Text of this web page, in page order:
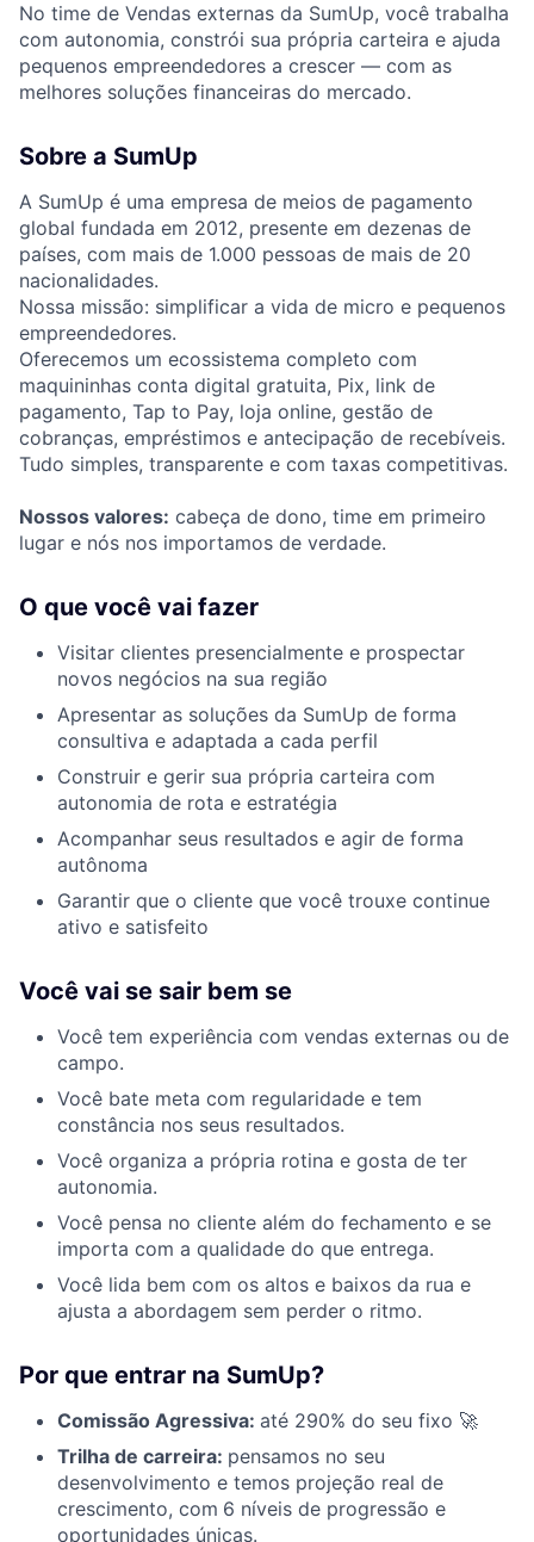
No time de Vendas externas da SumUp, você trabalha
com autonomia, constrói sua própria carteira e ajuda
pequenos empreendedores a crescer — com as
melhores soluções financeiras do mercado.
Sobre a SumUp
A SumUp é uma empresa de meios de pagamento
global fundada em 2012, presente em dezenas de
países, com mais de 1.000 pessoas de mais de 20
nacionalidades.
Nossa missão: simplificar a vida de micro e pequenos
empreendedores.
Oferecemos um ecossistema completo com
maquininhas conta digital gratuita, Pix, link de
pagamento, Tap to Pay, loja online, gestão de
cobranças, empréstimos e antecipação de recebíveis.
Tudo simples, transparente e com taxas competitivas.
Nossos valores: cabeça de dono, time em primeiro
lugar e nós nos importamos de verdade.
O que você vai fazer
Visitar clientes presencialmente e prospectar
novos negócios na sua região
Apresentar as soluções da SumUp de forma
consultiva e adaptada a cada perfil
Construir e gerir sua própria carteira com
autonomia de rota e estratégia
Acompanhar seus resultados e agir de forma
autônoma
Garantir que o cliente que você trouxe continue
ativo e satisfeito
Você vai se sair bem se
Você tem experiência com vendas externas ou de
campo.
Você bate meta com regularidade e tem
constância nos seus resultados.
Você organiza a própria rotina e gosta de ter
autonomia.
Você pensa no cliente além do fechamento e se
importa com a qualidade do que entrega.
Você lida bem com os altos e baixos da rua e
ajusta a abordagem sem perder o ritmo.
Por que entrar na SumUp?
Comissão Agressiva: até 290% do seu fixo 🚀
Trilha de carreira: pensamos no seu
desenvolvimento e temos projeção real de
crescimento, com 6 níveis de progressão e
oportunidades únicas.